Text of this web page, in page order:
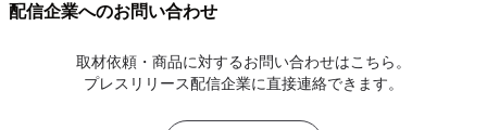
配信企業へのお問い合わせ
取材依頼・商品に対するお問い合わせはこちら。
プレスリリース配信企業に直接連絡できます。